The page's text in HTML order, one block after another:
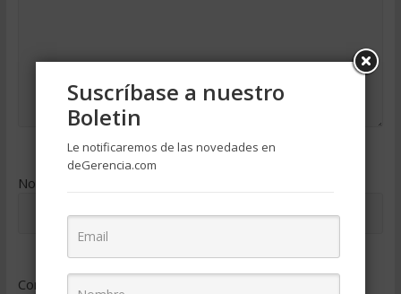
Nombre
Correo electrónico
Suscríbase a nuestro
Boletin
Le notificaremos de las novedades en
deGerencia.com